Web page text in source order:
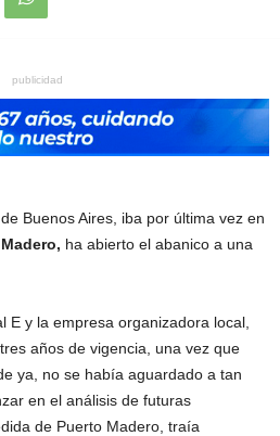
publicidad
Buenos Aires, iba por última vez en
ha abierto el abanico a una
E y la empresa organizadora local,
años de vigencia, una vez que
ya, no se había aguardado a tan
en el análisis de futuras
de Puerto Madero, traía